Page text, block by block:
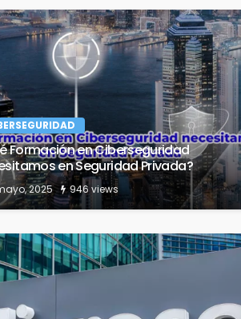
Formación en Ciberseguridad
en Seguridad Privada?
2025 946 views